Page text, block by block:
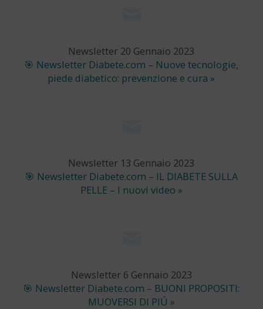
Newsletter 20 Gennaio 2023
🎯 Newsletter Diabete.com – Nuove tecnologie,
piede diabetico: prevenzione e cura »
Newsletter 13 Gennaio 2023
🎯 Newsletter Diabete.com – IL DIABETE SULLA
PELLE – I nuovi video »
Newsletter 6 Gennaio 2023
🎯 Newsletter Diabete.com – BUONI PROPOSITI:
MUOVERSI DI PIÚ »